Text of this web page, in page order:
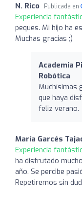
N. Rico Publicada en
Experiencia
peques. Mi hijo ha
Muchas gracias ;)
Academia
Robótica
Muchísimas
que haya
feliz verano.
María Garcés
Experiencia
ha disfrutado
año. Se percibe
Repetiremos sin